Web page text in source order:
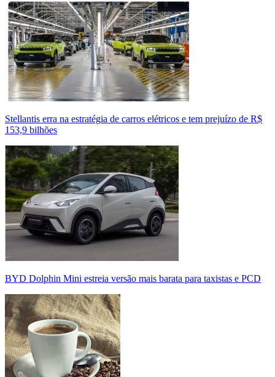
Stellantis erra na estratégia de carros elétricos e tem prejuízo de R$
153,9 bilhões
BYD Dolphin Mini estreia versão mais barata para taxistas e PCD